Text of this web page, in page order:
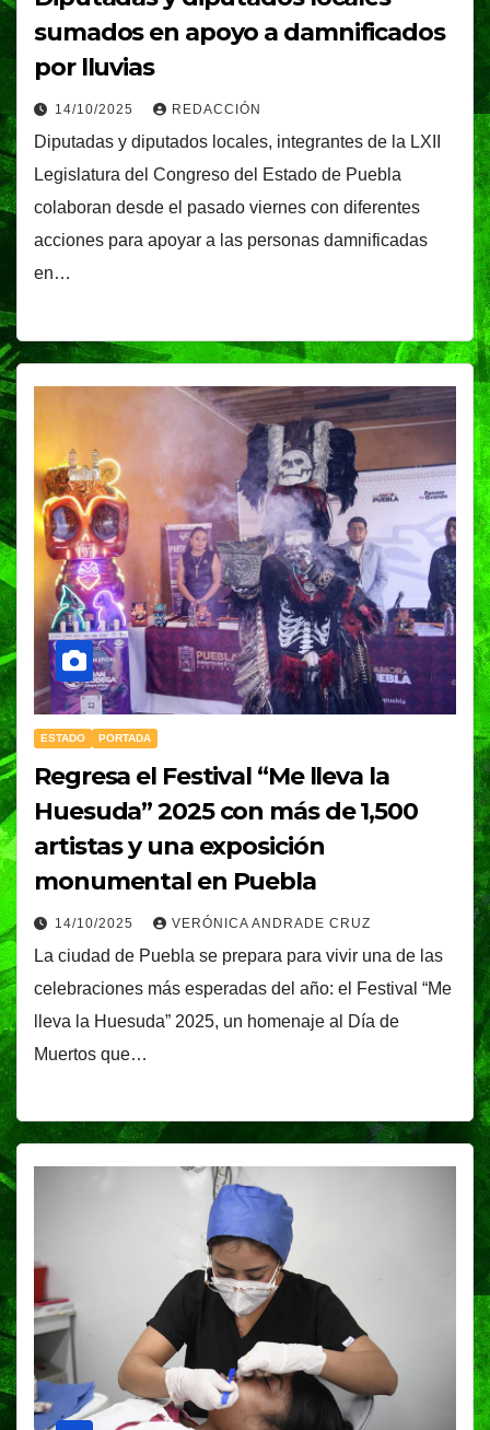
sumados en apoyo a damnificados
por lluvias
14/10/2025 REDACCIÓN
Diputadas y diputados locales, integrantes de la LXII
Legislatura del Congreso del Estado de Puebla
colaboran desde el pasado viernes con diferentes
acciones para apoyar a las personas damnificadas
en…
ESTADO PORTADA
Regresa el Festival “Me lleva la
Huesuda” 2025 con más de 1,500
artistas y una exposición
monumental en Puebla
14/10/2025 VERÓNICA ANDRADE CRUZ
La ciudad de Puebla se prepara para vivir una de las
celebraciones más esperadas del año: el Festival “Me
lleva la Huesuda” 2025, un homenaje al Día de
Muertos que…